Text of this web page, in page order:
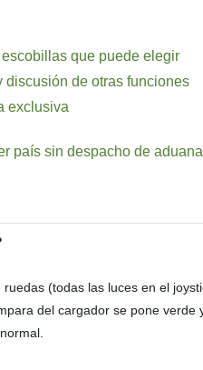
que puede elegir
discusión de otras funciones
exclusiva
país sin despacho de
(todas las luces en el
del cargador se pone